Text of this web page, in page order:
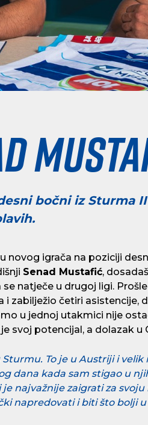
bočni iz Sturma
novog igrača na poziciji
Senad Mustafić,
natječe u drugoj ligi.
zabilježio četiri asistencije,
u jednoj utakmici nije
svoj potencijal, a dolazak
To je u Austriji i
dana kada sam stigao u
je najvažnije zaigrati za
napredovati i biti što bolji